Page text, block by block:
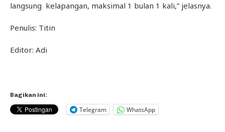
langsung kelapangan, maksimal 1 bulan 1 kali,” jelasnya.
Penulis: Titin
Editor: Adi
Bagikan ini:
Telegram WhatsApp